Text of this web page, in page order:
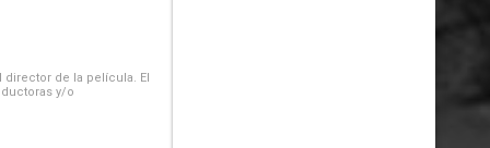
de la película. El
y/o